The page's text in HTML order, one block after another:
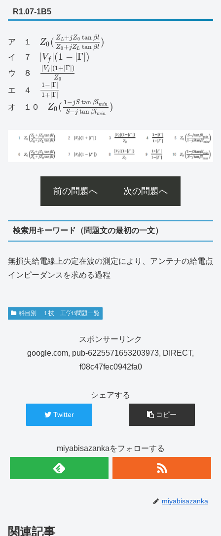
R1.07-1B5
ア １ Z0( ZL+jZ0 tan βl
Z0+jZL tan βl )
イ ７ | Vf |(1 − |Γ|)
ウ ８
V f| (1+ Γ )
Z0
エ ４
1− Γ
1+ Γ
オ １０ Z0( 1−jS tan βlmin
S−j tan βlmin
)
前の問題へ 次の問題へ
検索用キーワード（問題文の最初の一文）
無損失給電線上の定在波の測定により、アンテナの給電点
インピーダンスを求める過程
科目別 １技 工学B問題一覧
スポンサーリンク
google.com, pub-6225571653203973, DIRECT,
f08c47fec0942fa0
シェアする
Twitter コピー
miyabisazankaをフォローする
miyabisazanka
関連記事